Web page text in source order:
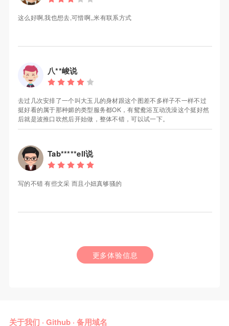
这么好啊,我也想去,可惜啊,,米有联系方式
八**峻说
去过几次安排了一个叫大玉儿的身材跟这个图差不多样子不一样不过
挺好看的属于那种媚的类型服务都OK，有鸳鸯浴互动洗澡这个挺好然
后就是波推口吹然后开始做，整体不错，可以试一下。
Tab*****ell说
写的不错 有些文采 而且小妞真够骚的
更多体验信息
关于我们 · Github· 备用域名